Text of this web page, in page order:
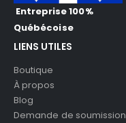
Entreprise 100%
Québécoise
LIENS UTILES
Boutique
À propos
Blog
Demande de soumission